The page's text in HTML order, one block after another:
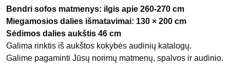
Bendri sofos matmenys: ilgis apie 260-270 cm
Miegamosios dalies išmatavimai: 130 × 200 cm
Sėdimos dalies aukštis 46 cm
Galima rinktis iš aukštos kokybės audinių katalogų.
Galime pagaminti Jūsų norimų matmenų, spalvos ir audinio.